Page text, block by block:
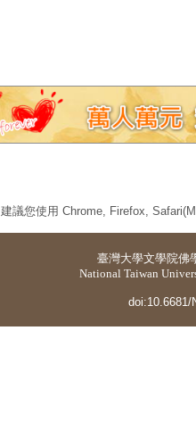
建議您使用 Chrome, Firefox,
臺灣大學文學院佛
National Taiwan
doi:10.6681/